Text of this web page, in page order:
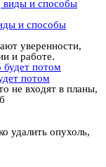
и способы
уверенности,
и работе.
потом
не входят в планы,
удалить опухоль,